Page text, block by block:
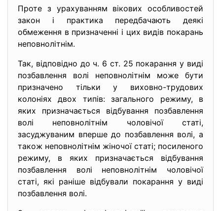
Проте з урахуванням вікових особливостей
закон і практика передбачають деякі
обмеження в призначенні і цих видів покарань
неповнолітнім.
Так, відповідно до ч. 6 ст. 25 покарання у виді
позбавлення волі неповнолітнім може бути
призначено тільки у виховно-трудових
колоніях двох типів: загального режиму, в
яких призначається відбування позбавлення
волі неповнолітнім чоловічої статі,
засуджуваним вперше до позбавлення волі, а
також неповнолітнім жіночої статі; посиленого
режиму, в яких призначається відбування
позбавлення волі неповнолітнім чоловічої
статі, які раніше відбували покарання у виді
позбавлення волі.